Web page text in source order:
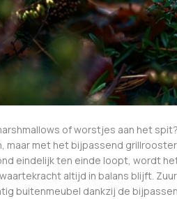
of worstjes aan het
maar met het bijpassend
eindelijk ten einde loopt, wordt
altijd in balans blijft.
buitenmeubel dankzij de